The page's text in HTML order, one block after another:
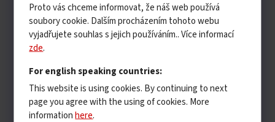
Proto vás chceme informovat, že náš web používá
soubory cookie. Dalším procházením tohoto webu
vyjadřujete souhlas s jejich používáním.. Více informací
zde.
For english speaking countries:
This website is using cookies. By continuing to next
page you agree with the using of cookies. More
informationhere.